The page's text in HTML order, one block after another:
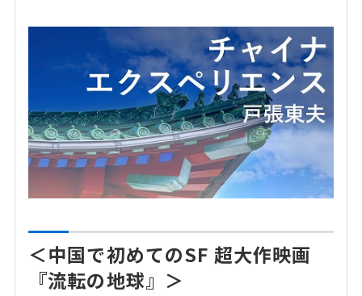
＜中国で初めてのSF 超大作映画
『流転の地球』＞